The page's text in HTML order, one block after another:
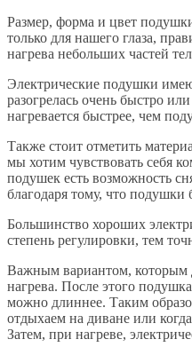
Размер, форма и цвет
только для нашего глаза,
нагрева небольших частей
Электрические подушки
разогрелась очень быстро
нагревается быстрее, чем
Также стоит отметить
мы хотим чувствовать себя
подушек есть возможность
благодаря тому, что
Большинство хороших
степень регулировки, тем
Важным вариантом, которым
нагрева. После этого
можно длиннее. Таким
отдыхаем на диване или
Затем, при нагреве,